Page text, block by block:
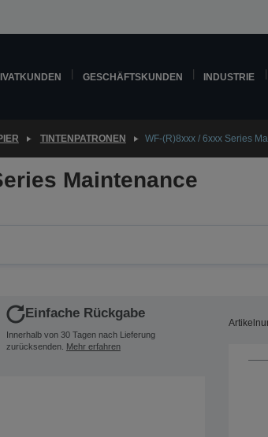
GESCHÄFTSKUNDEN INDUSTRIE
TINTENPATRONEN WF-(R)8xxx / 6xxx Series
Maintenance
Einfache Rückgabe
Innerhalb von 30 Tagen nach Lieferung
zurücksenden. Mehr erfahren